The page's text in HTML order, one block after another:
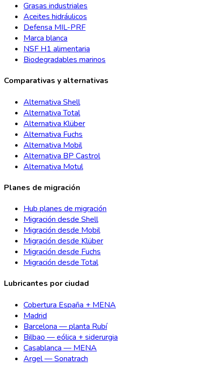
Grasas industriales
Aceites hidráulicos
Defensa MIL-PRF
Marca blanca
NSF H1 alimentaria
Biodegradables marinos
Comparativas y alternativas
Alternativa Shell
Alternativa Total
Alternativa Klüber
Alternativa Fuchs
Alternativa Mobil
Alternativa BP Castrol
Alternativa Motul
Planes de migración
Hub planes de migración
Migración desde Shell
Migración desde Mobil
Migración desde Klüber
Migración desde Fuchs
Migración desde Total
Lubricantes por ciudad
Cobertura España + MENA
Madrid
Barcelona — planta Rubí
Bilbao — eólica + siderurgia
Casablanca — MENA
Argel — Sonatrach